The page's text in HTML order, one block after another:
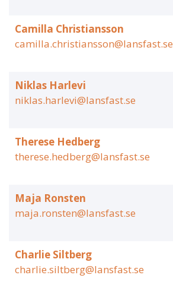
Camilla Christiansson
camilla.christiansson@lansfast.se
Niklas Harlevi
niklas.harlevi@lansfast.se
Therese Hedberg
therese.hedberg@lansfast.se
Maja Ronsten
maja.ronsten@lansfast.se
Charlie Siltberg
charlie.siltberg@lansfast.se